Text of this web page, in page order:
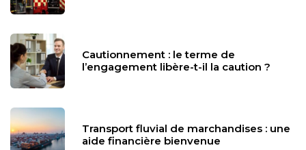
Cautionnement : le terme de
l’engagement libère-t-il la caution ?
Transport fluvial de marchandises : une
aide financière bienvenue